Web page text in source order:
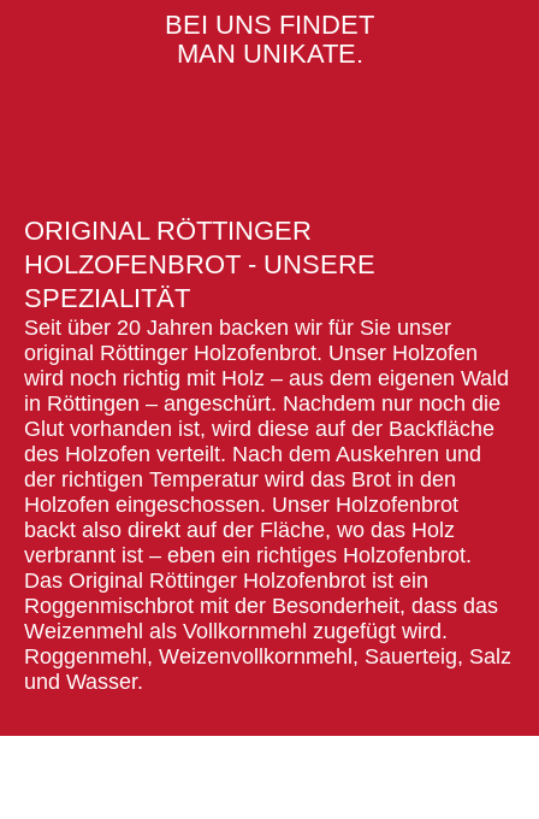
BEI UNS FINDET
MAN UNIKATE.
ORIGINAL RÖTTINGER
HOLZOFENBROT - UNSERE
SPEZIALITÄT
Seit über 20 Jahren backen wir für Sie unser
original Röttinger Holzofenbrot. Unser Holzofen
wird noch richtig mit Holz – aus dem eigenen Wald
in Röttingen – angeschürt. Nachdem nur noch die
Glut vorhanden ist, wird diese auf der Backfläche
des Holzofen verteilt. Nach dem Auskehren und
der richtigen Temperatur wird das Brot in den
Holzofen eingeschossen. Unser Holzofenbrot
backt also direkt auf der Fläche, wo das Holz
verbrannt ist – eben ein richtiges Holzofenbrot.
Das Original Röttinger Holzofenbrot ist ein
Roggenmischbrot mit der Besonderheit, dass das
Weizenmehl als Vollkornmehl zugefügt wird.
Roggenmehl, Weizenvollkornmehl, Sauerteig, Salz
und Wasser.